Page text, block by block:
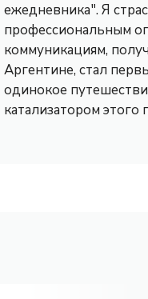
ежедневника". Я
профессиональным
коммуникациям,
Аргентине, стал
одинокое
катализатором этого